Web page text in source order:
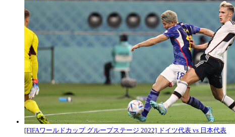
[FIFAワールドカップ グループステージ 2022] ドイツ代表 vs 日本代表